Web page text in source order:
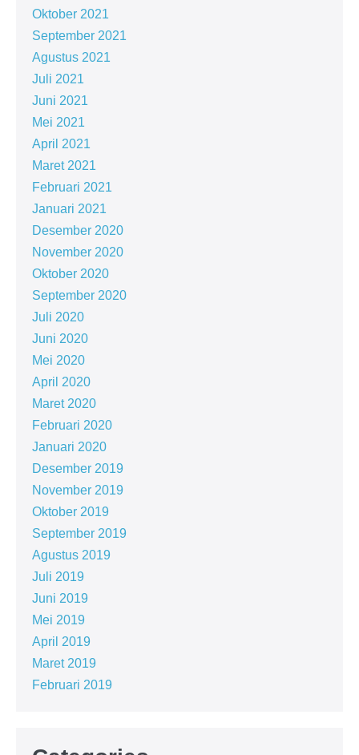
Oktober 2021
September 2021
Agustus 2021
Juli 2021
Juni 2021
Mei 2021
April 2021
Maret 2021
Februari 2021
Januari 2021
Desember 2020
November 2020
Oktober 2020
September 2020
Juli 2020
Juni 2020
Mei 2020
April 2020
Maret 2020
Februari 2020
Januari 2020
Desember 2019
November 2019
Oktober 2019
September 2019
Agustus 2019
Juli 2019
Juni 2019
Mei 2019
April 2019
Maret 2019
Februari 2019